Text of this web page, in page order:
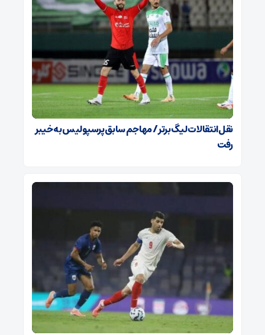
نقل‌انتقالات لیگ برتر / مهاجم سابق پرسپولیس به خیبر
رفت